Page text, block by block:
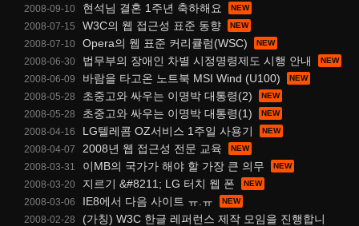
2008-09-10 현석님 결혼 1주년 축하해요
2008-07-15 W3C의 웹 접근성 표준 동향
2008-07-10 Opera의 웹 표준 커리큘럼(WSC)
2008-06-30 법무부의 장애인 차별 시정명령제도 시행 안내
2008-06-09 바람을 타고온 노트북 MSI Wind (U100)
2008-05-28 초중고와 싸우는 이명박 대통령(2)
2008-05-28 초중고와 싸우는 이명박 대통령(1)
2008-04-16 LG텔레콤 OZ서비스 1주일 사용기
2008-04-07 2008년 웹 접근성 전문 교육
2008-03-31 이MB의 국가가 해야 할 가장 큰 의무
2008-03-20 지르기 &#8211; LG 터치 웹 폰
2008-03-06 IE8에서 다음 사이트 ㅠ.ㅠ
2008-02-28
(가칭) W3C 한글 레퍼런스 제작 모임을 진행합니